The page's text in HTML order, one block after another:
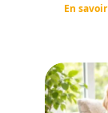
En